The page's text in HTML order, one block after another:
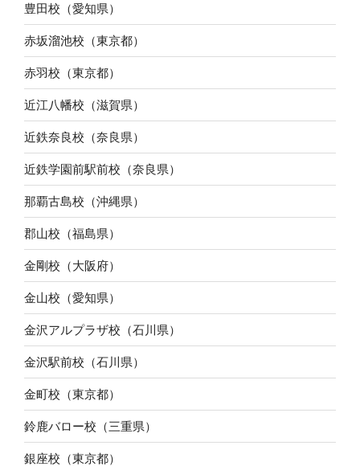
豊田校（愛知県）
赤坂溜池校（東京都）
赤羽校（東京都）
近江八幡校（滋賀県）
近鉄奈良校（奈良県）
近鉄学園前駅前校（奈良県）
那覇古島校（沖縄県）
郡山校（福島県）
金剛校（大阪府）
金山校（愛知県）
金沢アルプラザ校（石川県）
金沢駅前校（石川県）
金町校（東京都）
鈴鹿バロー校（三重県）
銀座校（東京都）